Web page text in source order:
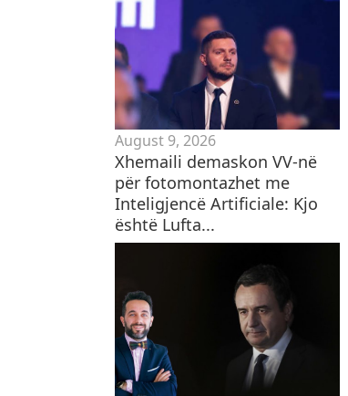
August 9, 2026
Xhemaili demaskon VV-në
për fotomontazhet me
Inteligjencë Artificiale: Kjo
është Lufta...